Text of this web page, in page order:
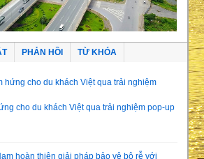
PHẢN HỒI TỪ KHÓA
cho du khách Việt qua trải nghiệm pop-up